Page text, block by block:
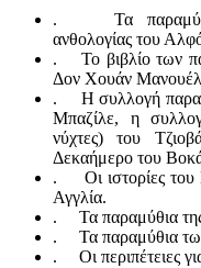
. Τα παραμύθια
ανθολογίας του
. Το βιβλίο των
Δον Χουάν Μανουέλ,
. Η συλλογή
Μπαζίλε, η
νύχτες) του
Δεκαήμερο του
. Οι ιστορίες του
Αγγλία.
. Τα παραμύθια
. Τα παραμύθια
. Οι περιπέτειες